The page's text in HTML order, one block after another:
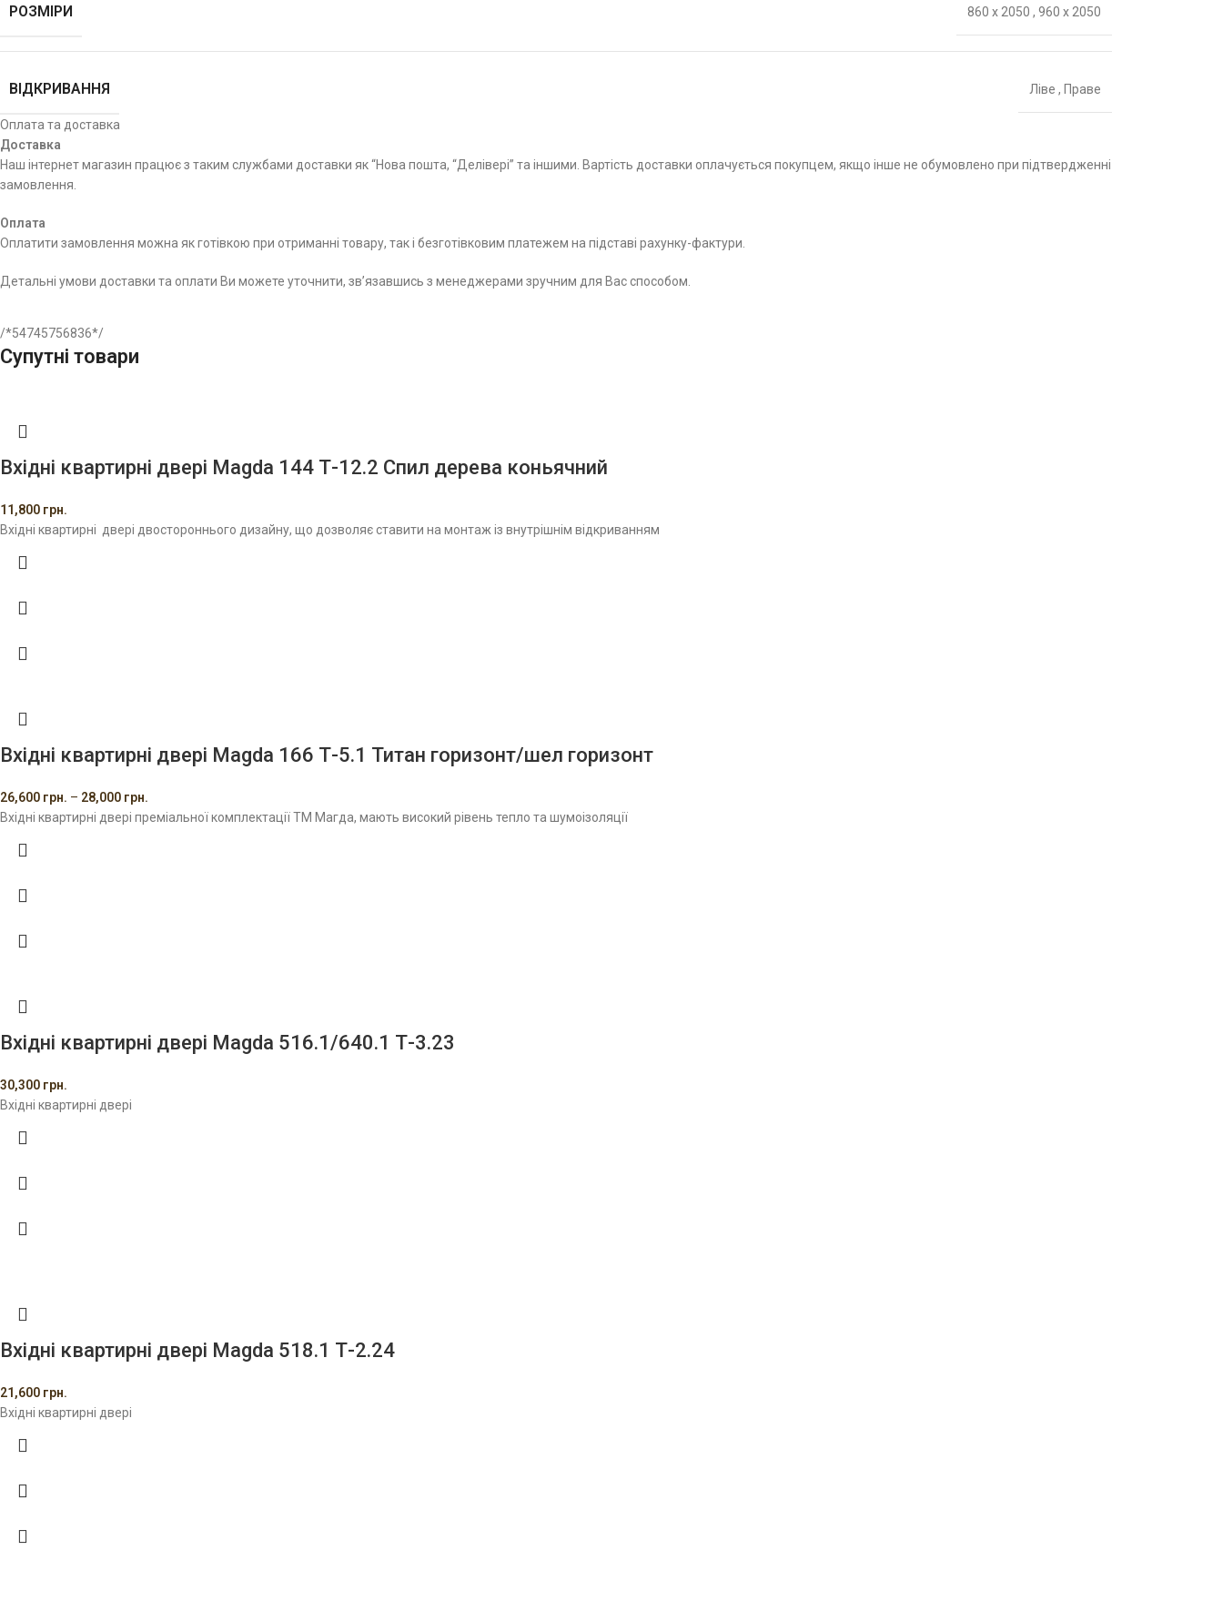
РОЗМІРИ 860 х 2050 , 960 х 2050
ВІДКРИВАННЯ Ліве , Праве
Оплата та доставка
Доставка
Наш інтернет магазин працює з таким службами доставки як “Нова пошта, “Делівері” та іншими. Вартість доставки оплачується покупцем, якщо інше не обумовлено при підтвердженні
замовлення.
Оплата
Оплатити замовлення можна як готівкою при отриманні товару, так і безготівковим платежем на підставі рахунку-фактури.
Детальні умови доставки та оплати Ви можете уточнити, зв’язавшись з менеджерами зручним для Вас способом.
/*54745756836*/
Супутні товари
Вхідні квартирні двері Magda 144 Т-12.2 Спил дерева коньячний
11,800 грн.
Вхідні квартирні двері двостороннього дизайну, що дозволяє ставити на монтаж із внутрішнім відкриванням
Вхідні квартирні двері Magda 166 Т-5.1 Титан горизонт/шел горизонт
26,600 грн. – 28,000 грн.
Вхідні квартирні двері преміальної комплектації ТМ Магда, мають високий рівень тепло та шумоізоляції
Вхідні квартирні двері Magda 516.1/640.1 Т-3.23
30,300 грн.
Вхідні квартирні двері
Вхідні квартирні двері Magda 518.1 Т-2.24
21,600 грн.
Вхідні квартирні двері